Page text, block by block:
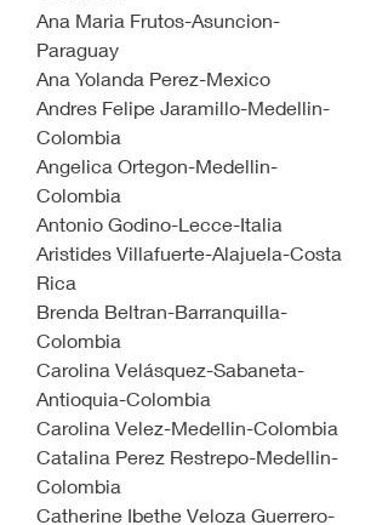
Ana Maria Frutos-Asuncion-
Paraguay
Ana Yolanda Perez-Mexico
Andres Felipe Jaramillo-Medellin-
Colombia
Angelica Ortegon-Medellin-
Colombia
Antonio Godino-Lecce-Italia
Aristides Villafuerte-Alajuela-Costa
Rica
Brenda Beltran-Barranquilla-
Colombia
Carolina Velásquez-Sabaneta-
Antioquia-Colombia
Carolina Velez-Medellin-Colombia
Catalina Perez Restrepo-Medellin-
Colombia
Catherine Ibethe Veloza Guerrero-